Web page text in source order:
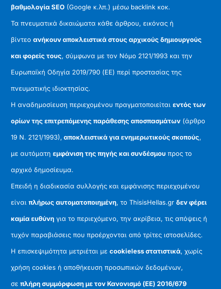
βαθμολογία SEO (Google κ.λπ.) μέσω backlink κοκ.
Τα πνευματικά δικαιώματα κάθε άρθρου, εικόνας ή
βίντεοανήκουν αποκλειστικά στους αρχικούς δημιουργούς
και φορείς τους, σύμφωνα με τον Νόμο 2121/1993 και την
Ευρωπαϊκή Οδηγία 2019/790 (ΕΕ) περί προστασίας της
πνευματικής ιδιοκτησίας.
Η αναδημοσίευση περιεχομένου πραγματοποιείταιεντός των
ορίων της επιτρεπόμενης παράθεσης αποσπασμάτων (άρθρο
19 Ν. 2121/1993), αποκλειστικά για ενημερωτικούς σκοπούς,
με αυτόματηεμφάνιση της πηγής και συνδέσμου προς το
αρχικό δημοσίευμα.
Επειδή η διαδικασία συλλογής και εμφάνισης περιεχομένου
είναιπλήρως αυτοματοποιημένη, το ThisisHellas.grδεν φέρει
καμία ευθύνη για το περιεχόμενο, την ακρίβεια, τις απόψεις ή
τυχόν παραβιάσεις που προέρχονται από τρίτες ιστοσελίδες.
Η επισκεψιμότητα μετριέται μεcookieless στατιστικά, χωρίς
χρήση cookies ή αποθήκευση προσωπικών δεδομένων,
σεπλήρη συμμόρφωση με τον Κανονισμό (ΕΕ) 2016/679